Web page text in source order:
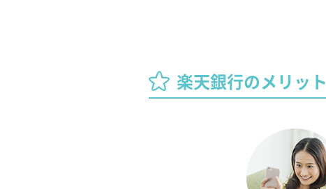
楽天銀行のメリット